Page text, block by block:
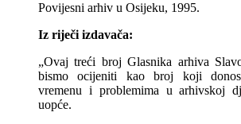
Povijesni arhiv u Osijeku, 1995.
Iz riječi izdavača:
„Ovaj treći broj Glasnika arhiva
bismo ocijeniti kao broj koji
vremenu i problemima u arhivskoj
uopće.